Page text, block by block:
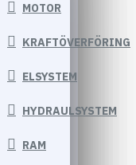
MOTOR
KRAFTÖVERFÖRING
ELSYSTEM
HYDRAULSYSTEM
RAM